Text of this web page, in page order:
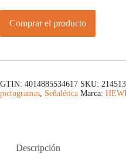
Comprar el producto
GTIN: 4014885534617 SKU: 214513
pictogramas, Señalética Marca: HEWI
Descripción